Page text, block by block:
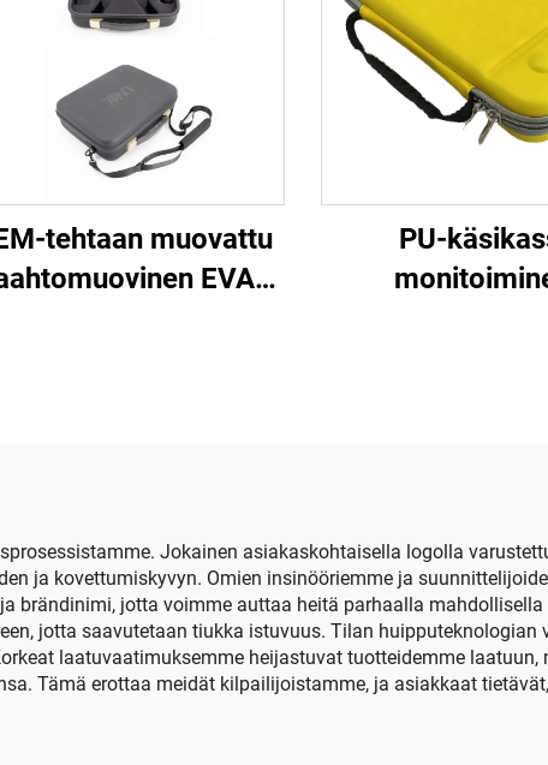
tehtaan muovattu
EVA-
PU-
Jokainen asiakaskohtaisella logolla
ja kovettumiskyvyn. Omien insinööriemme ja
brändinimi, jotta voimme auttaa heitä parhaalla
jotta saavutetaan tiukka istuvuus. Tilan
laatuvaatimuksemme heijastuvat tuotteidemme
Tämä erottaa meidät kilpailijoistamme, ja asiakkaat